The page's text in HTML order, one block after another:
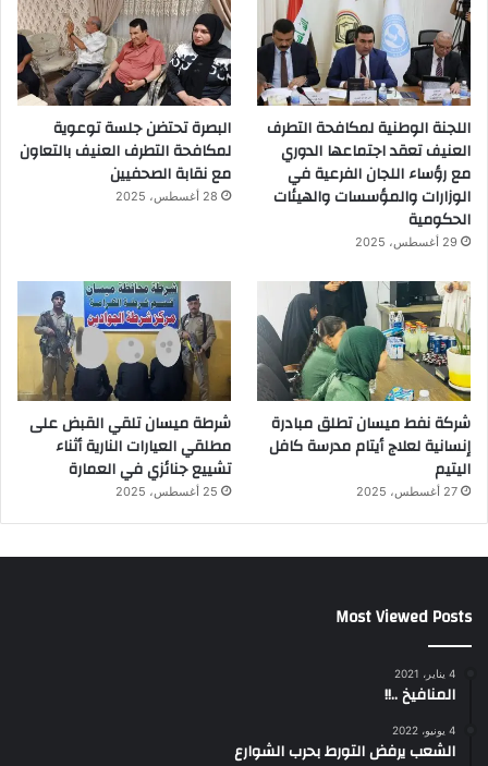
اللجنة الوطنية لمكافحة التطرف
العنيف تعقد اجتماعها الدوري
مع رؤساء اللجان الفرعية في
الوزارات والمؤسسات والهيئات
الحكومية
29 أغسطس، 2025
البصرة تحتضن جلسة توعوية
لمكافحة التطرف العنيف بالتعاون
مع نقابة الصحفيين
28 أغسطس، 2025
شركة نفط ميسان تطلق مبادرة
إنسانية لعلاج أيتام مدرسة كافل
اليتيم
27 أغسطس، 2025
شرطة ميسان تلقي القبض على
مطلقي العيارات النارية أثناء
تشييع جنائزي في العمارة
25 أغسطس، 2025
Most Viewed Posts
4 يناير، 2021
المنافيخ ..!!
4 يونيو، 2022
الشعب يرفض التورط بحرب الشوارع